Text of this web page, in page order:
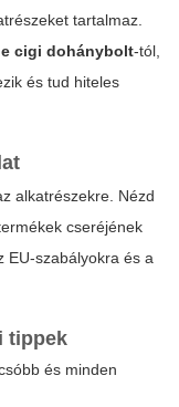
tartalmaz.
e cigi dohánybolt-tól,
és tud hiteles
alkatrészekre. Nézd
cseréjének
EU-szabályokra és a
tippek
és minden